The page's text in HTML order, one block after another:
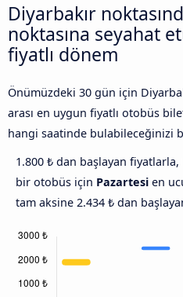
Diyarbakır
noktasına seyahat
fiyatlı dönem
Önümüzdeki 30 gün için
arası en uygun fiyatlı otobüs
hangi saatinde bulabileceğinizi
1.800 ₺ dan başlayan fiyatlarla,
bir otobüs için Pazartesi en
tam aksine 2.434 ₺ dan